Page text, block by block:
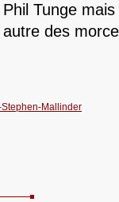
Phil Tunge
autre des
Stephen-Mallinder